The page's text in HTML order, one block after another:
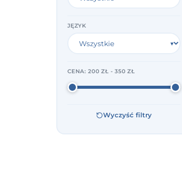
JĘZYK
CENA:200 ZŁ - 350 ZŁ
Wyczyść filtry